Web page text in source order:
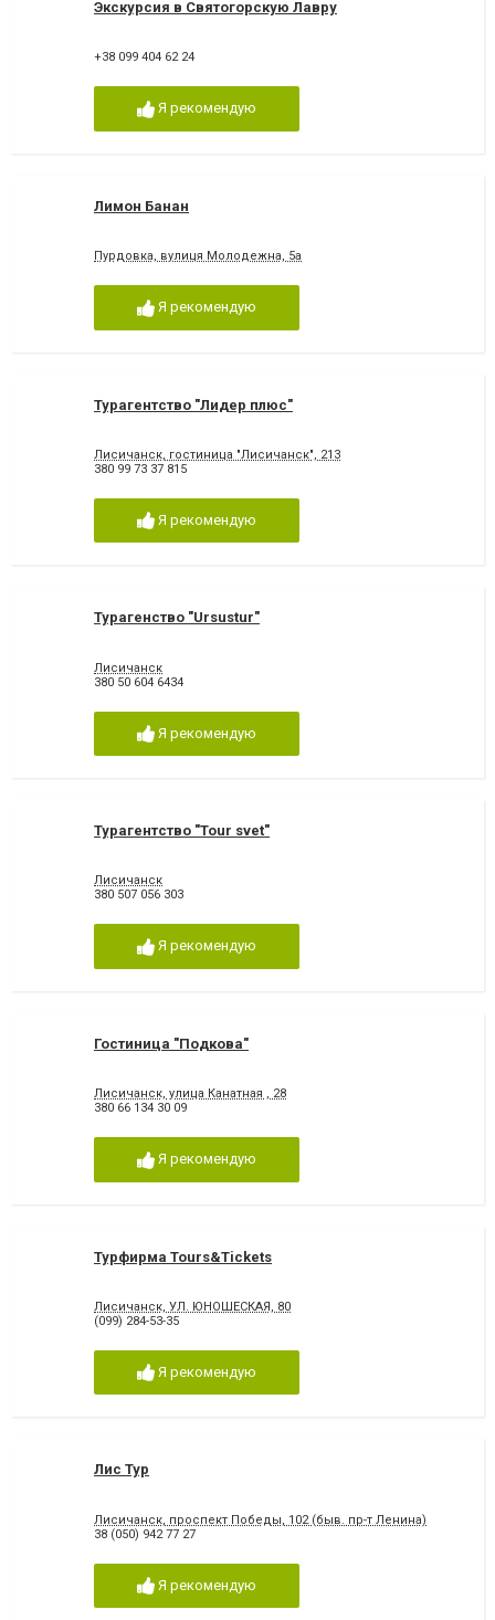
Экскурсия в Святогорскую Лавру
+38 099 404 62 24
Я рекомендую
Лимон Банан
Пурдовка, вулиця Молодежна, 5а
Я рекомендую
Турагентство "Лидер плюс"
Лисичанск, гостиница "Лисичанск", 213
380 99 73 37 815
Я рекомендую
Турагенство "Ursustur"
Лисичанск
380 50 604 6434
Я рекомендую
Турагентство "Tour svet"
Лисичанск
380 507 056 303
Я рекомендую
Гостиница "Подкова"
Лисичанск, улица Канатная , 28
380 66 134 30 09
Я рекомендую
Турфирма Tours&Tickets
Лисичанск, УЛ. ЮНОШЕСКАЯ, 80
(099) 284-53-35
Я рекомендую
Лис Тур
Лисичанск, проспект Победы, 102 (быв. пр-т Ленина)
38 (050) 942 77 27
Я рекомендую